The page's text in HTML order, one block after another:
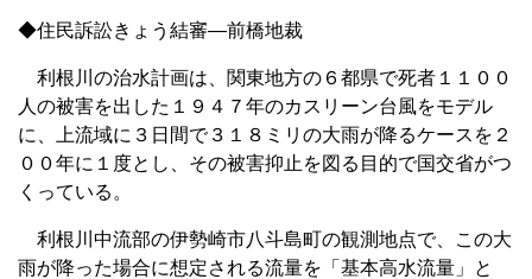
◆住民訴訟きょう結審―前橋地裁
利根川の治水計画は、関東地方の６都県で死者１１００
人の被害を出した１９４７年のカスリーン台風をモデル
に、上流域に３日間で３１８ミリの大雨が降るケースを２
００年に１度とし、その被害抑止を図る目的で国交省がつ
くっている。
利根川中流部の伊勢崎市八斗島町の観測地点で、この大
雨が降った場合に想定される流量を「基本高水流量」と